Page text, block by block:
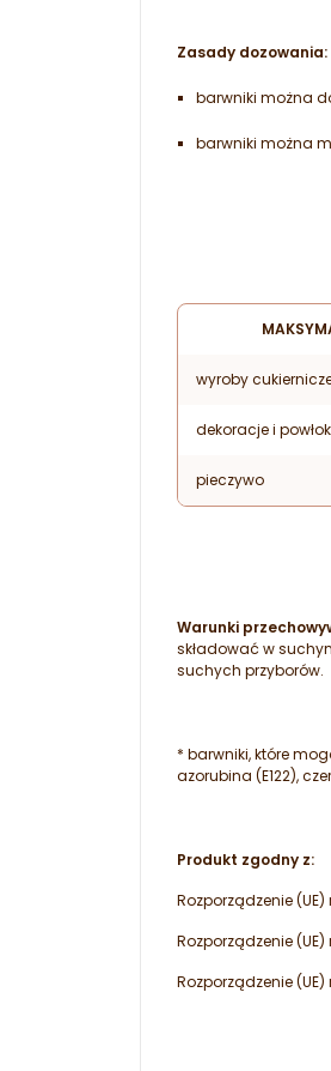
Zasady dozowania:
barwniki można
barwniki można
wyroby
dekoracje i
pieczywo
Warunki
składować w
suchych przyborów.
* barwniki, które
azorubina (E122),
Produkt zgodny z:
Rozporządzenie (UE)
Rozporządzenie
Rozporządzenie